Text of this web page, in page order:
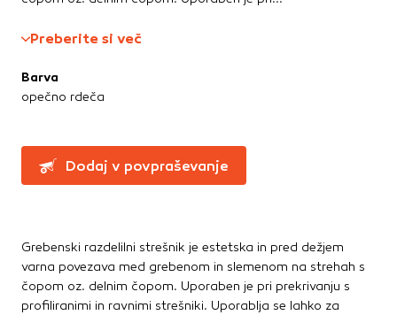
Greznice in čistilne naprave
PVC jaški
Vodovod
pohištvo
Drsne kasete
Stopnice
Strešna okna
Zunanja vrata
Preberite si več
Barva
opečno rdeča
Dodaj v povpraševanje
Grebenski razdelilni strešnik je estetska in pred dežjem
varna povezava med grebenom in slemenom na strehah s
čopom oz. delnim čopom. Uporaben je pri prekrivanju s
profiliranimi in ravnimi strešniki. Uporablja se lahko za
Te piškotke nastavijo naši oglaševalski partnerji.
izdelavo profila vaših interesov, ki ga nato uporabijo za
Pri delu uporabljajo edinstveno prepoznavanje vašega
brskalnika in naprave. Če zavrnete uporabo teh piškotkov,
Potrdi moje izbire